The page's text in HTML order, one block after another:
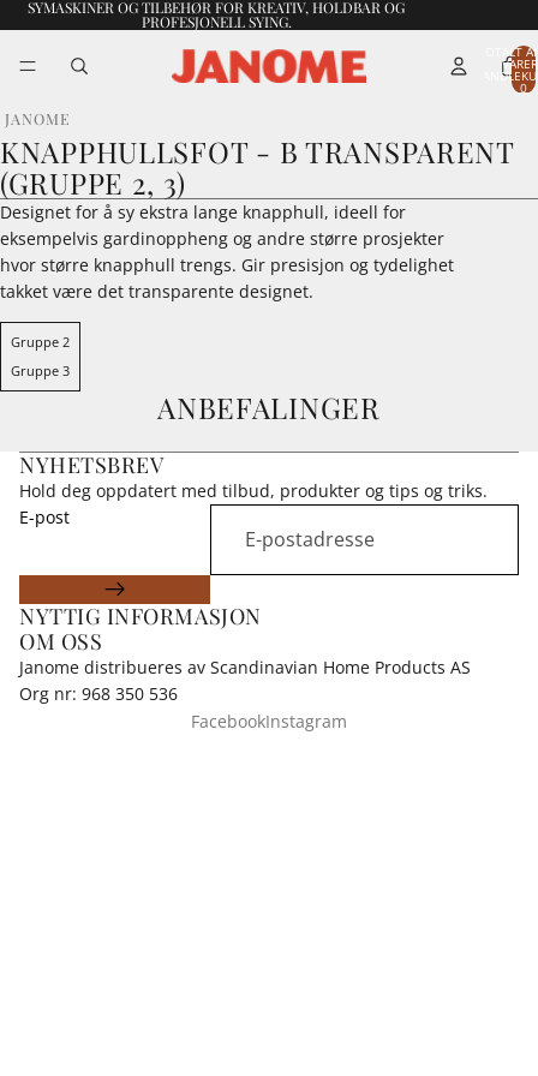
SYMASKINER OG TILBEHØR FOR KREATIV, HOLDBAR OG
PROFESJONELL SYING.
TOTALT
0
JANOME
KNAPPHULLSFOT - B TRANSPARENT
(GRUPPE 2, 3)
Designet for å sy ekstra lange knapphull, ideell for
eksempelvis gardinoppheng og andre større prosjekter
hvor større knapphull trengs. Gir presisjon og tydelighet
takket være det transparente designet.
Gruppe 2
Gruppe 3
ANBEFALINGER
NYHETSBREV
Hold deg oppdatert med tilbud, produkter og tips og triks.
E-post
NYTTIG INFORMASJON
OM OSS
Janome distribueres av Scandinavian Home Products AS
Org nr: 968 350 536
FacebookInstagram